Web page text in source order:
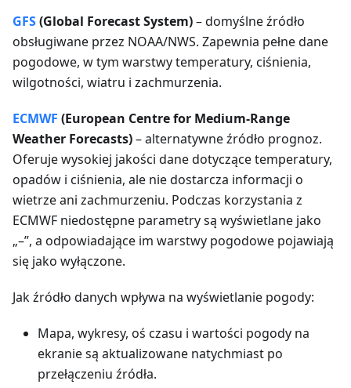
GFS(Global Forecast System)– domyślne źródło
obsługiwane przez NOAA/NWS. Zapewnia pełne dane
pogodowe, w tym warstwy temperatury, ciśnienia,
wilgotności, wiatru i zachmurzenia.
ECMWF (European Centre for Medium-Range
Weather Forecasts)– alternatywne źródło prognoz.
Oferuje wysokiej jakości dane dotyczące temperatury,
opadów i ciśnienia, ale nie dostarcza informacji o
wietrze ani zachmurzeniu. Podczas korzystania z
ECMWF niedostępne parametry są wyświetlane jako
„–”, a odpowiadające im warstwy pogodowe pojawiają
się jako wyłączone.
Jak źródło danych wpływa na wyświetlanie pogody:
Mapa, wykresy, oś czasu i wartości pogody na
ekranie są aktualizowane natychmiast po
przełączeniu źródła.